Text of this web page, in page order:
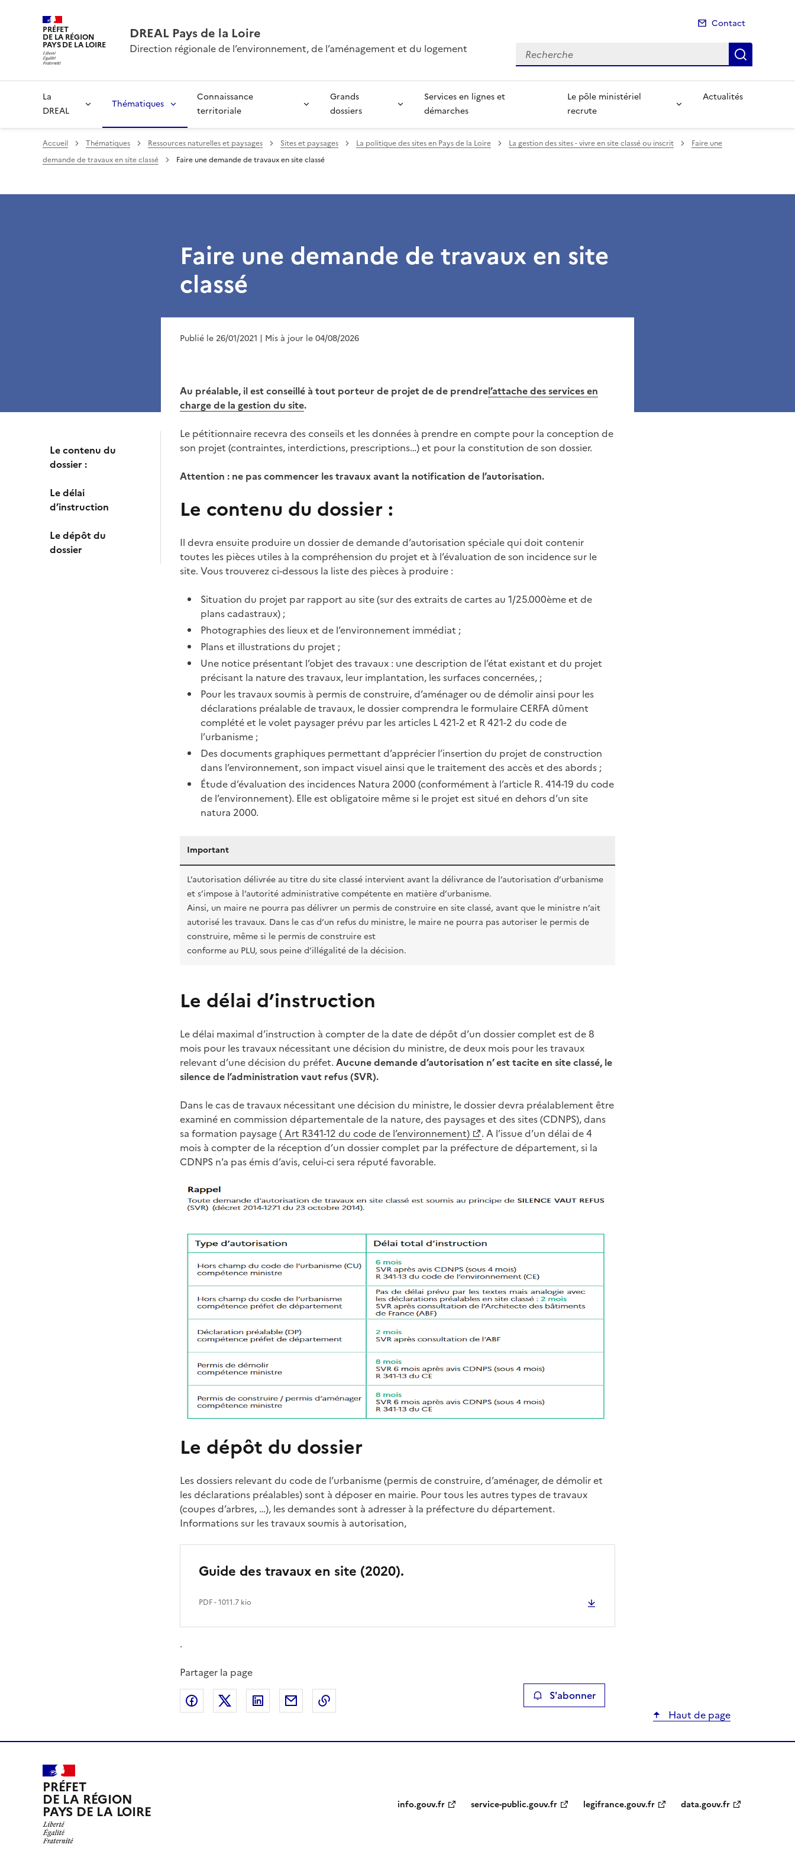
PRÉFET
DE LA RÉGION
PAYS DE LA LOIRE
DREAL Pays de la Loire
Direction régionale de l’environnement, de l’aménagement et du logement
Contact
Recherche
La
DREAL
Thématiques
Connaissance
territoriale
Grands
dossiers
Services en lignes et
démarches
Le pôle ministériel
recrute
Actualités
Accueil Thématiques Ressources naturelles et paysages Sites et paysages La politique des sites en Pays de la Loire La gestion des sites - vivre en site classé ou inscrit
Faire une
demande de travaux en site classé
Faire une demande de travaux en site classé
Le contenu du
dossier :
Le délai
d’instruction
Le dépôt du
dossier
Faire une demande de travaux en site
classé
Publié le 26/01/2021 | Mis à jour le 04/08/2026
Au préalable, il est conseillé à tout porteur de projet de de prendrel’attache des services en
charge de la gestion du site.
Le pétitionnaire recevra des conseils et les données à prendre en compte pour la conception de
son projet (contraintes, interdictions, prescriptions…) et pour la constitution de son dossier.
Attention : ne pas commencer les travaux avant la notification de l’autorisation.
Le contenu du dossier :
Il devra ensuite produire un dossier de demande d’autorisation spéciale qui doit contenir
toutes les pièces utiles à la compréhension du projet et à l’évaluation de son incidence sur le
site. Vous trouverez ci-dessous la liste des pièces à produire :
Situation du projet par rapport au site (sur des extraits de cartes au 1/25.000ème et de
plans cadastraux) ;
Photographies des lieux et de l’environnement immédiat ;
Plans et illustrations du projet ;
Une notice présentant l’objet des travaux : une description de l’état existant et du projet
précisant la nature des travaux, leur implantation, les surfaces concernées, ;
Pour les travaux soumis à permis de construire, d’aménager ou de démolir ainsi pour les
déclarations préalable de travaux, le dossier comprendra le formulaire CERFA dûment
complété et le volet paysager prévu par les articles L 421-2 et R 421-2 du code de
l’urbanisme ;
Des documents graphiques permettant d’apprécier l’insertion du projet de construction
dans l’environnement, son impact visuel ainsi que le traitement des accès et des abords ;
Étude d’évaluation des incidences Natura 2000 (conformément à l’article R. 414-19 du code
de l’environnement). Elle est obligatoire même si le projet est situé en dehors d’un site
natura 2000.
Important
L’autorisation délivrée au titre du site classé intervient avant la délivrance de l’autorisation d’urbanisme
et s’impose à l’autorité administrative compétente en matière d’urbanisme.
Ainsi, un maire ne pourra pas délivrer un permis de construire en site classé, avant que le ministre n’ait
autorisé les travaux. Dans le cas d’un refus du ministre, le maire ne pourra pas autoriser le permis de
construire, même si le permis de construire est
conforme au PLU, sous peine d’illégalité de la décision.
Le délai d’instruction
Le délai maximal d’instruction à compter de la date de dépôt d’un dossier complet est de 8
mois pour les travaux nécessitant une décision du ministre, de deux mois pour les travaux
relevant d’une décision du préfet. Aucune demande d’autorisation n’ est tacite en site classé, le
silence de l’administration vaut refus (SVR).
Dans le cas de travaux nécessitant une décision du ministre, le dossier devra préalablement être
examiné en commission départementale de la nature, des paysages et des sites (CDNPS), dans
sa formation paysage( Art R341-12 du code de l’environnement)
. A l’issue d’un délai de 4
mois à compter de la réception d’un dossier complet par la préfecture de département, si la
CDNPS n’a pas émis d’avis, celui-ci sera réputé favorable.
Le dépôt du dossier
Les dossiers relevant du code de l’urbanisme (permis de construire, d’aménager, de démolir et
les déclarations préalables) sont à déposer en mairie. Pour tous les autres types de travaux
(coupes d’arbres, …), les demandes sont à adresser à la préfecture du département.
Informations sur les travaux soumis à autorisation,
Guide des travaux en site (2020).
PDF- 1011.7 kio
.
Partager la page
Partager sur Facebook
Partager sur XPartager sur LinkedIn
Partager par emailCopier le lien de la page dans le presse-papier S'abonner
Haut de page
PRÉFET
DE LA RÉGION
PAYS DE LA LOIRE info.gouv.fr service-public.gouv.fr legifrance.gouv.fr data.gouv.fr